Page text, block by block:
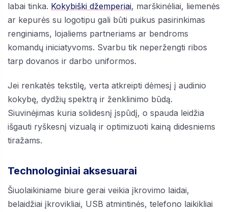
labai tinka. Kokybiški džemperiai, marškinėliai, liemenės
ar kepurės su logotipu gali būti puikus pasirinkimas
renginiams, lojaliems partneriams ar bendroms
komandų iniciatyvoms. Svarbu tik neperžengti ribos
tarp dovanos ir darbo uniformos.
Jei renkatės tekstilę, verta atkreipti dėmesį į audinio
kokybę, dydžių spektrą ir ženklinimo būdą.
Siuvinėjimas kuria solidesnį įspūdį, o spauda leidžia
išgauti ryškesnį vizualą ir optimizuoti kainą didesniems
tiražams.
Technologiniai aksesuarai
Šiuolaikiniame biure gerai veikia įkrovimo laidai,
belaidžiai įkrovikliai, USB atmintinės, telefono laikikliai